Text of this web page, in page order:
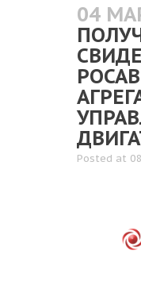
04
Posted at